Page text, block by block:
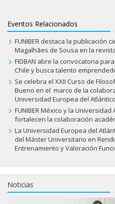
Eventos Relacionados
FUNIBER destaca la publicación
Magalhães de Sousa en la
FIDBAN abre la convocatoria
Chile y busca talento
Se celebra el XXII Curso de
Bueno en el marco de la
Universidad Europea del Atlántico
FUNIBER México y la
fortalecen la colaboración
La Universidad Europea del
del Máster Universitario en
Entrenamiento y Valoración
Noticias